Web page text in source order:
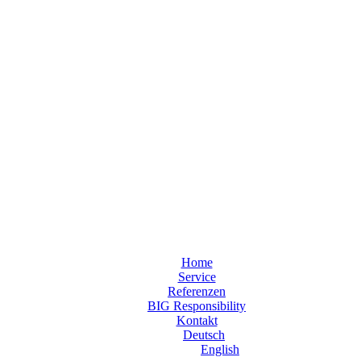
Home
Service
Referenzen
BIG Responsibility
Kontakt
Deutsch
English